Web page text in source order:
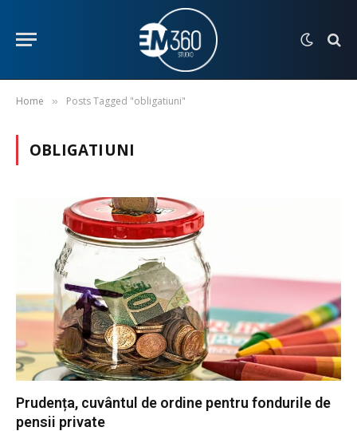
Home » Posts Tagged "obligatiuni"
OBLIGATIUNI
Prudența, cuvântul de ordine pentru fondurile de
pensii private